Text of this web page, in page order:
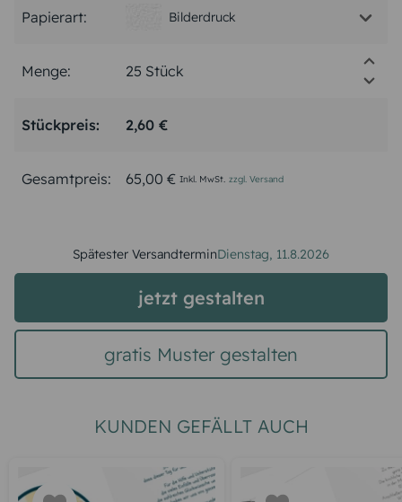
Papierart: Bilderdruck
Menge:
Stückpreis: 2,60 €
Gesamtpreis: 65,00 € Inkl. MwSt. zzgl. Versand
Spätester VersandterminDienstag, 11.8.2026
jetzt gestalten
gratis Muster gestalten
KUNDEN GEFÄLLT AUCH